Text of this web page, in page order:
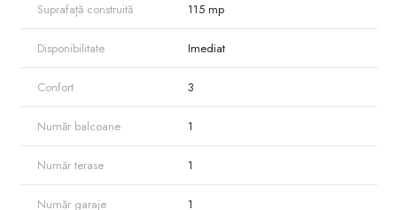
Suprafață construită 115 mp
Disponibilitate Imediat
Confort 3
Număr balcoane 1
Număr terase 1
Număr garaje 1